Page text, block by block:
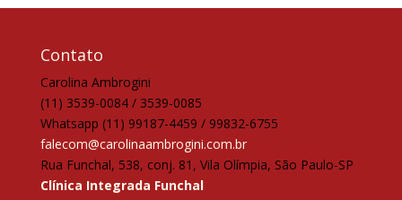
Contato
Carolina Ambrogini
(11) 3539-0084 / 3539-0085
Whatsapp (11) 99187-4459 / 99832-6755
falecom@carolinaambrogini.com.br
Rua Funchal, 538, conj. 81, Vila Olímpia, São Paulo-SP
Clínica Integrada Funchal